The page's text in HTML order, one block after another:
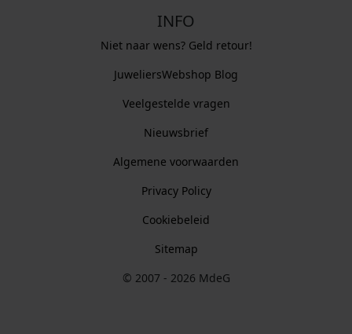
INFO
Niet naar wens? Geld retour!
JuweliersWebshop Blog
Veelgestelde vragen
Nieuwsbrief
Algemene voorwaarden
Privacy Policy
Cookiebeleid
Sitemap
© 2007 - 2026 MdeG